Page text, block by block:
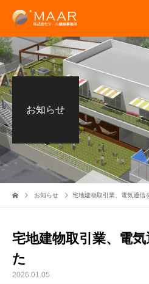
お知らせ
お知らせ 宅地建物取引業、電気通信
宅地建物取引業、電
た
2026.01.05